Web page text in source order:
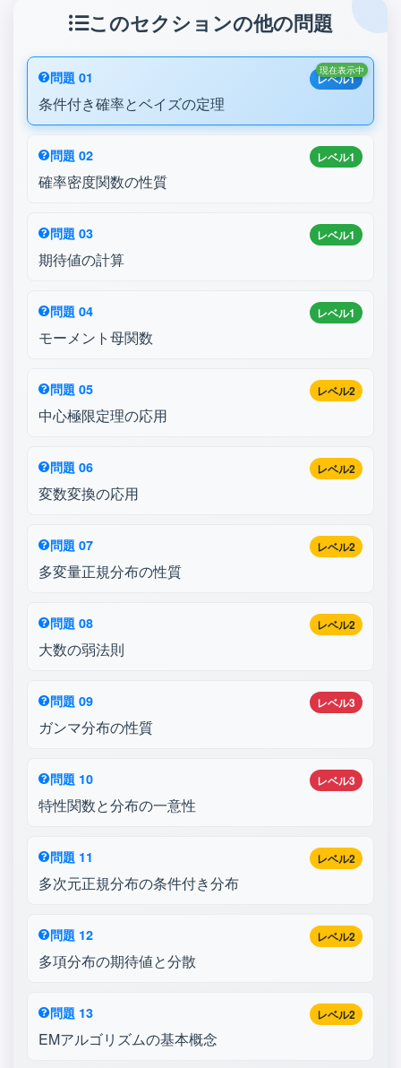
このセクションの他の問題
レベル1
問題 01
条件付き確率とベイズの定理
現在表示中
レベル1
問題 02
確率密度関数の性質
レベル1
問題 03
期待値の計算
レベル1
問題 04
モーメント母関数
レベル2
問題 05
中心極限定理の応用
レベル2
問題 06
変数変換の応用
レベル2
問題 07
多変量正規分布の性質
レベル2
問題 08
大数の弱法則
レベル3
問題 09
ガンマ分布の性質
レベル3
問題 10
特性関数と分布の一意性
レベル2
問題 11
多次元正規分布の条件付き分布
レベル2
問題 12
多項分布の期待値と分散
レベル2
問題 13
EMアルゴリズムの基本概念